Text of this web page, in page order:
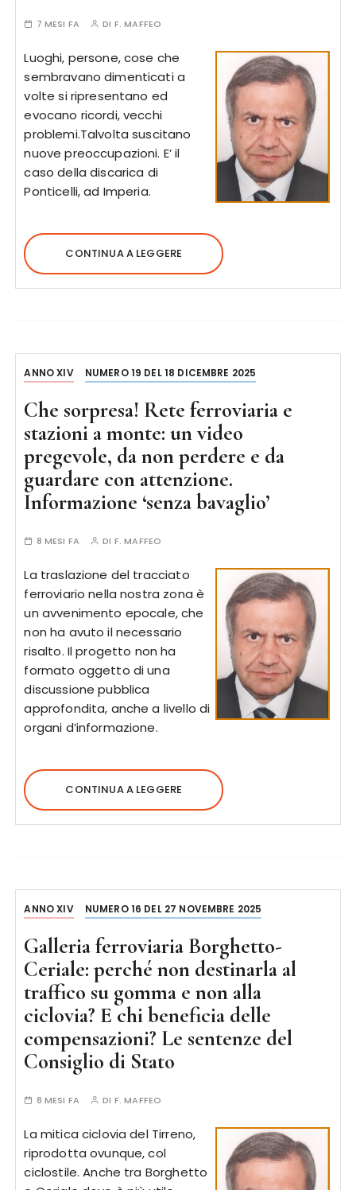
7 MESI FA DI F. MAFFEO
Luoghi, persone, cose che
sembravano dimenticati a
volte si ripresentano ed
evocano ricordi, vecchi
problemi.Talvolta suscitano
nuove preoccupazioni. E’ il
caso della discarica di
Ponticelli, ad Imperia.
CONTINUA A LEGGERE
ANNO XIV NUMERO 19 DEL 18 DICEMBRE 2025
Che sorpresa! Rete ferroviaria e
stazioni a monte: un video
pregevole, da non perdere e da
guardare con attenzione.
Informazione ‘senza bavaglio’
8 MESI FA DI F. MAFFEO
La traslazione del tracciato
ferroviario nella nostra zona è
un avvenimento epocale, che
non ha avuto il necessario
risalto. Il progetto non ha
formato oggetto di una
discussione pubblica
approfondita, anche a livello di
organi d’informazione.
CONTINUA A LEGGERE
ANNO XIV NUMERO 16 DEL 27 NOVEMBRE 2025
Galleria ferroviaria Borghetto-
Ceriale: perché non destinarla al
traffico su gomma e non alla
ciclovia? E chi beneficia delle
compensazioni? Le sentenze del
Consiglio di Stato
8 MESI FA DI F. MAFFEO
La mitica ciclovia del Tirreno,
riprodotta ovunque, col
ciclostile. Anche tra Borghetto